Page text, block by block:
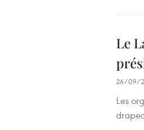
Le
26/09/
Les